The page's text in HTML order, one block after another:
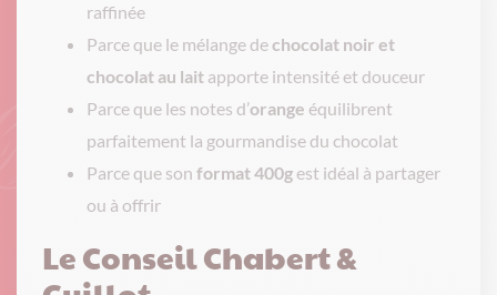
raffinée
Parce que le mélange dechocolat noir et
chocolat au lait apporte intensité et douceur
Parce que les notes d’orange équilibrent
parfaitement la gourmandise du chocolat
Parce que son format 400g est idéal à partager
ou à offrir
Le Conseil Chabert &